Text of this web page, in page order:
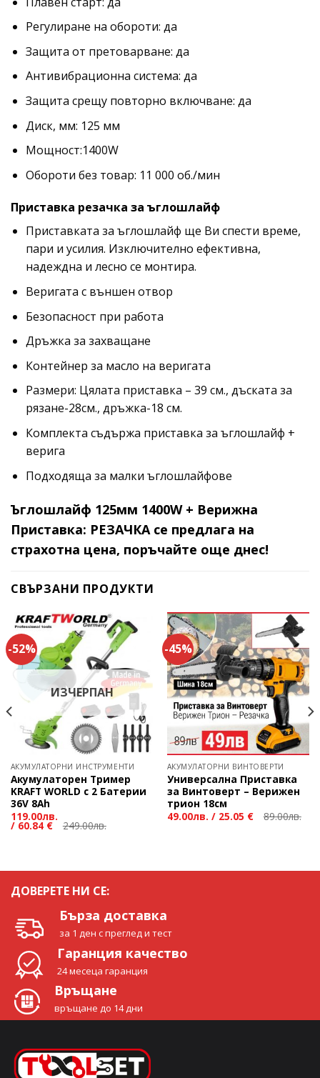
Регулиране на обороти: да
Защита от претоварване: да
Антивибрационна система: да
Защита срещу повторно включване: да
Диск, мм: 125 мм
Мощност:1400W
Обороти без товар: 11 000 об./мин
Приставка резачка за ъглошлайф
Приставката за ъглошлайф ще Ви спести време,
пари и усилия. Изключително ефективна,
надеждна и лесно се монтира.
Веригата с външен отвор
Безопасност при работа
Дръжка за захващане
Контейнер за масло на веригата
Размери: Цялата приставка – 39 см., дъската за
рязане-28см., дръжка-18 см.
Комплекта съдържа приставка за ъглошлайф +
верига
Подходяща за малки ъглошлайфове
Ъглошлайф 125мм 1400W + Верижна
Приставка: РЕЗАЧКА се предлага на
страхотна цена, поръчайте още днес!
СВЪРЗАНИ ПРОДУКТИ
-52%
ИЗЧЕРПАН
АКУМУЛАТОРНИ ИНСТРУМЕНТИ
Акумулаторен Тример
KRAFT WORLD с 2 Батерии
36V 8Ah
119.00лв.
/ 60.84 € 249.00лв.
-45%
АКУМУЛАТОРНИ ВИНТОВЕРТИ
Универсална Приставка
за Винтоверт – Верижен
трион 18см
49.00лв. / 25.05 € 89.00лв.
ДОВЕРЕТЕ НИ СЕ:
Бърза доставка
за 1 ден с преглед и тест
Гаранция качество
24 месеца гаранция
Връщане
връщане до 14 дни